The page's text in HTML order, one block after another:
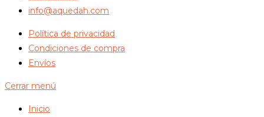
info@aquedah.com
Política de privacidad
Condiciones de compra
Envíos
Cerrar menú
Inicio